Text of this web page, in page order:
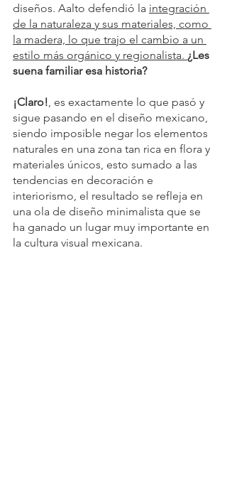
diseños. Aalto defendió la integración
de la naturaleza y sus materiales, como
la madera, lo que trajo el cambio a un
estilo más orgánico y regionalista. ¿Les
suena familiar esa historia?
¡Claro! , es exactamente lo que pasó y
sigue pasando en el diseño mexicano,
siendo imposible negar los elementos
naturales en una zona tan rica en flora y
materiales únicos, esto sumado a las
tendencias en decoración e
interiorismo, el resultado se refleja en
una ola de diseño minimalista que se
ha ganado un lugar muy importante en
la cultura visual mexicana.